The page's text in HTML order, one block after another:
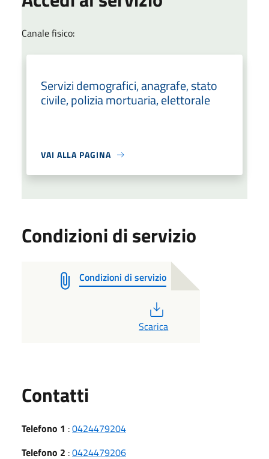
Canale fisico:
Servizi demografici, anagrafe, stato
civile, polizia mortuaria, elettorale
VAI ALLA PAGINA
Condizioni di servizio
Condizioni di servizio
Scarica
Contatti
Telefono 1 :0424479204
Telefono 2 :0424479206